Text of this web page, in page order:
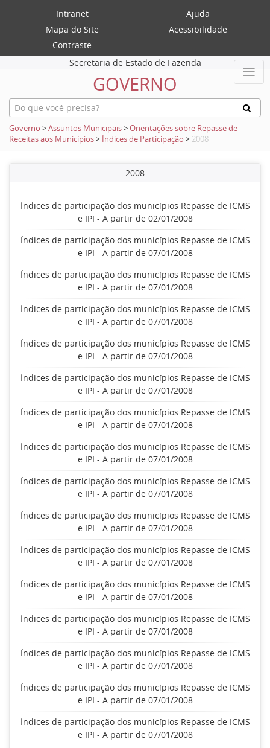
Intranet
Ajuda
Mapa do Site
Acessibilidade
Contraste
Secretaria de Estado de Fazenda
GOVERNO
Governo >Assuntos Municipais>Orientações sobre Repasse de
Receitas aos Municípios> Índices de Participação > 2008
2008
Índices de participação dos municípios Repasse de ICMS
e IPI - A partir de 02/01/2008
Índices de participação dos municípios Repasse de ICMS
e IPI - A partir de 07/01/2008
Índices de participação dos municípios Repasse de ICMS
e IPI - A partir de 07/01/2008
Índices de participação dos municípios Repasse de ICMS
e IPI - A partir de 07/01/2008
Índices de participação dos municípios Repasse de ICMS
e IPI - A partir de 07/01/2008
Índices de participação dos municípios Repasse de ICMS
e IPI - A partir de 07/01/2008
Índices de participação dos municípios Repasse de ICMS
e IPI - A partir de 07/01/2008
Índices de participação dos municípios Repasse de ICMS
e IPI - A partir de 07/01/2008
Índices de participação dos municípios Repasse de ICMS
e IPI - A partir de 07/01/2008
Índices de participação dos municípios Repasse de ICMS
e IPI - A partir de 07/01/2008
Índices de participação dos municípios Repasse de ICMS
e IPI - A partir de 07/01/2008
Índices de participação dos municípios Repasse de ICMS
e IPI - A partir de 07/01/2008
Índices de participação dos municípios Repasse de ICMS
e IPI - A partir de 07/01/2008
Índices de participação dos municípios Repasse de ICMS
e IPI - A partir de 07/01/2008
Índices de participação dos municípios Repasse de ICMS
e IPI - A partir de 07/01/2008
Índices de participação dos municípios Repasse de ICMS
e IPI - A partir de 07/01/2008